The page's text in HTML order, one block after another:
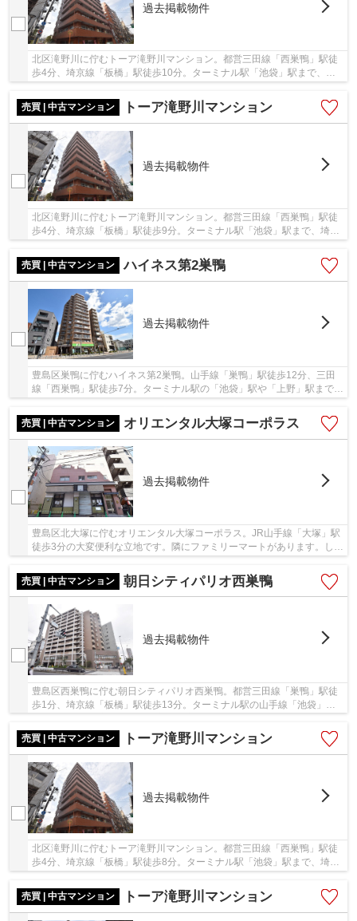
過去掲載物件
北区滝野川に佇むトーア滝野川マンション。都営三田線「西巣鴨」駅徒
歩4分、埼京線「板橋」駅徒歩10分。ターミナル駅「池袋」駅まで、埼
売買 | 中古マンション
トーア滝野川マンション
過去掲載物件
北区滝野川に佇むトーア滝野川マンション。都営三田線「西巣鴨」駅徒
歩4分、埼京線「板橋」駅徒歩9分。ターミナル駅「池袋」駅まで、埼京
売買 | 中古マンション
ハイネス第2巣鴨
過去掲載物件
豊島区巣鴨に佇むハイネス第2巣鴨。山手線「巣鴨」駅徒歩12分、三田
線「西巣鴨」駅徒歩7分。ターミナル駅の「池袋」駅や「上野」駅までの
売買 | 中古マンション
オリエンタル大塚コーポラス
過去掲載物件
豊島区北大塚に佇むオリエンタル大塚コーポラス。JR山手線「大塚」駅
徒歩3分の大変便利な立地です。隣にファミリーマートがあります。しか
も駅前なので飲食店他、商業施設が多数あり、...
売買 | 中古マンション
朝日シティパリオ西巣鴨
過去掲載物件
豊島区西巣鴨に佇む朝日シティパリオ西巣鴨。都営三田線「巣鴨」駅徒
歩1分、埼京線「板橋」駅徒歩13分。ターミナル駅の山手線「池袋」駅
売買 | 中古マンション
トーア滝野川マンション
過去掲載物件
北区滝野川に佇むトーア滝野川マンション。都営三田線「西巣鴨」駅徒
歩4分、埼京線「板橋」駅徒歩8分。ターミナル駅「池袋」駅まで、埼京
売買 | 中古マンション
トーア滝野川マンション